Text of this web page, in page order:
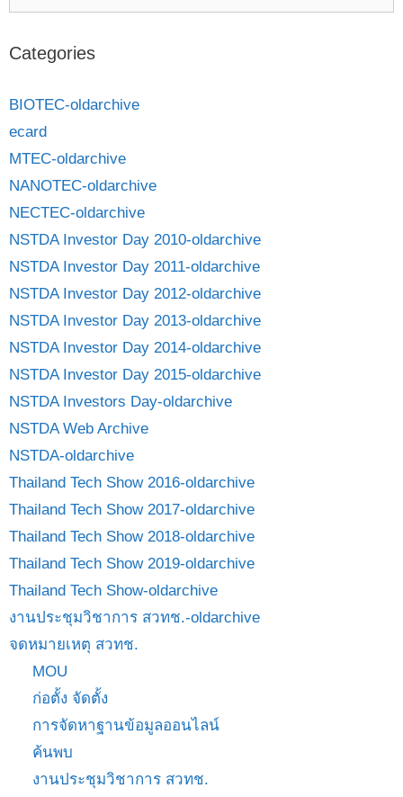
Categories
BIOTEC-oldarchive
ecard
MTEC-oldarchive
NANOTEC-oldarchive
NECTEC-oldarchive
NSTDA Investor Day 2010-oldarchive
NSTDA Investor Day 2011-oldarchive
NSTDA Investor Day 2012-oldarchive
NSTDA Investor Day 2013-oldarchive
NSTDA Investor Day 2014-oldarchive
NSTDA Investor Day 2015-oldarchive
NSTDA Investors Day-oldarchive
NSTDA Web Archive
NSTDA-oldarchive
Thailand Tech Show 2016-oldarchive
Thailand Tech Show 2017-oldarchive
Thailand Tech Show 2018-oldarchive
Thailand Tech Show 2019-oldarchive
Thailand Tech Show-oldarchive
งานประชุมวิชาการ สวทช.-oldarchive
จดหมายเหตุ สวทช.
MOU
ก่อตั้ง จัดตั้ง
การจัดหาฐานข้อมูลออนไลน์
ค้นพบ
งานประชุมวิชาการ สวทช.